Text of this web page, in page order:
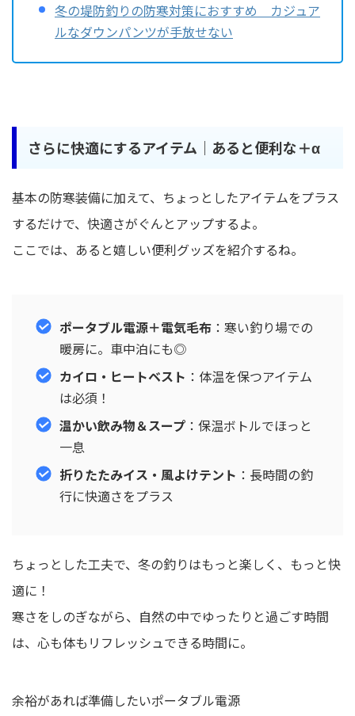
冬の堤防釣りの防寒対策におすすめ カジュア
ルなダウンパンツが手放せない
さらに快適にするアイテム｜あると便利な＋α
基本の防寒装備に加えて、ちょっとしたアイテムをプラス
するだけで、快適さがぐんとアップするよ。
ここでは、あると嬉しい便利グッズを紹介するね。
ポータブル電源＋電気毛布 ：寒い釣り場での
暖房に。車中泊にも◎
カイロ・ヒートベスト ：体温を保つアイテム
は必須！
温かい飲み物＆スープ ：保温ボトルでほっと
一息
折りたたみイス・風よけテント ：長時間の釣
行に快適さをプラス
ちょっとした工夫で、冬の釣りはもっと楽しく、もっと快
適に！
寒さをしのぎながら、自然の中でゆったりと過ごす時間
は、心も体もリフレッシュできる時間に。
余裕があれば準備したいポータブル電源